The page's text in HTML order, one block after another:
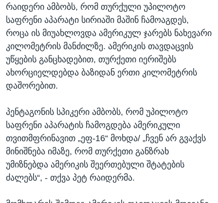
რაიდერი ამბობს, რომ თურქული უპილოტო
საფრენი აპარატი სირიაში მაშინ ჩამოაგდეს,
როცა ის მიუახლოვდა ამერიკულ ჯარებს ნახევარი
კილომეტრის მანძილზე. ამერიკის თავდაცვის
უწყების განცხადებით, თურქეთი იერიშებს
ახორციელდებდა ბაზიდან ერთი კილომეტრის
დაშორებით.
პენტაგონის სპიკერი ამბობს, რომ უპილოტო
საფრენი აპარატის ჩამოგდება ამერიკული
თვითმფრინავით „ეფ-16“ მოხდა/ „ჩვენ არ გვაქვს
მინიშნება იმაზე, რომ თურქეთი განზრახ
უმიზნებდა ამერიკის შეერთებული შტატების
ძალებს“, - თქვა პეტ რაიდერმა.